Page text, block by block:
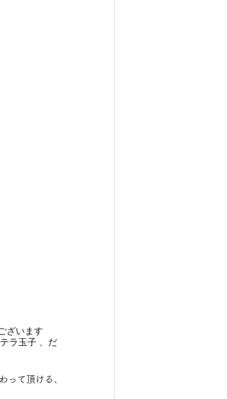
ざいます
ラ玉子 、だ
って頂ける、